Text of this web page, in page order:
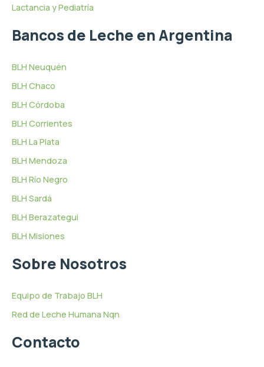
Lactancia y Pediatría
Bancos de Leche en Argentina
BLH Neuquén
BLH Chaco
BLH Córdoba
BLH Corrientes
BLH La Plata
BLH Mendoza
BLH Río Negro
BLH Sardá
BLH Berazategui
BLH Misiones
Sobre Nosotros
Equipo de Trabajo BLH
Red de Leche Humana Nqn
Contacto